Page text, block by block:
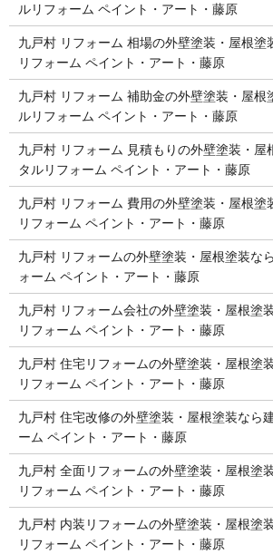
ルリフォーム ペイント・アート・藤原
九戸村 リフォーム 相場の外壁塗装・屋根塗
リフォーム ペイント・アート・藤原
九戸村 リフォーム 補助金の外壁塗装・屋根
ルリフォーム ペイント・アート・藤原
九戸村 リフォーム 見積もりの外壁塗装・屋
タルリフォーム ペイント・アート・藤原
九戸村 リフォーム 費用の外壁塗装・屋根塗
リフォーム ペイント・アート・藤原
九戸村 リフォームの外壁塗装・屋根塗装な
ォーム ペイント・アート・藤原
九戸村 リフォーム会社の外壁塗装・屋根塗
リフォーム ペイント・アート・藤原
九戸村 住宅リフォームの外壁塗装・屋根塗
リフォーム ペイント・アート・藤原
九戸村 住宅改修の外壁塗装・屋根塗装なら
ーム ペイント・アート・藤原
九戸村 全面リフォームの外壁塗装・屋根塗
リフォーム ペイント・アート・藤原
九戸村 内装リフォームの外壁塗装・屋根塗
リフォーム ペイント・アート・藤原